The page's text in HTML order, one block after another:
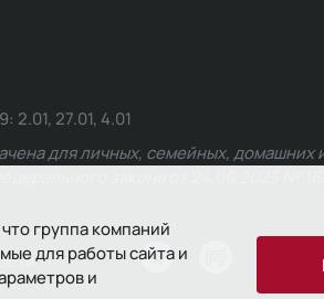
группа компаний
для работы сайта и
и
27.01, 4.01
для личных, семейных, домашних